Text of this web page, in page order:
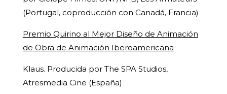
(Portugal, coproducción con Canadá, Francia)
Premio Quirino al Mejor Diseño de Animación
de Obra de Animación Iberoamericana
Klaus. Producida por The SPA Studios,
Atresmedia Cine (España)